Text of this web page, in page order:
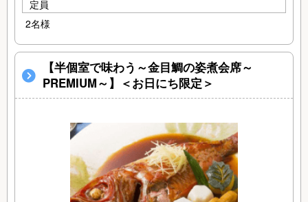
定員
2名様
【半個室で味わう～金目鯛の姿煮会席～
PREMIUM～】＜お日にち限定＞